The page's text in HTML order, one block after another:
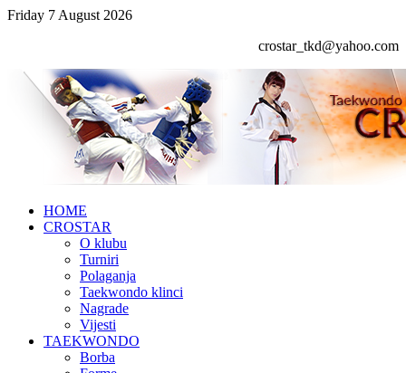
Friday 7 August 2026
crostar_tkd@yahoo.com
HOME
CROSTAR
O klubu
Turniri
Polaganja
Taekwondo klinci
Nagrade
Vijesti
TAEKWONDO
Borba